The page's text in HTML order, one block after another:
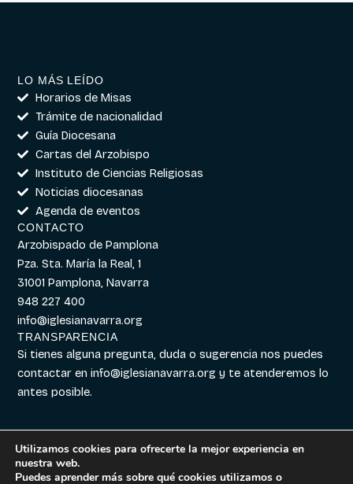
LO MÁS LEÍDO
Horarios de Misas
Trámite de nacionalidad
Guía Diocesana
Cartas del Arzobispo
Instituto de Ciencias Religiosas
Noticias diocesanas
Agenda de eventos
CONTACTO
Arzobispado de Pamplona
Pza. Sta. María la Real, 1
31001 Pamplona, Navarra
948 227 400
info@iglesianavarra.org
TRANSPARENCIA
Si tienes alguna pregunta, duda o sugerencia nos puedes
contactar eninfo@iglesianavarra.org y te atenderemos lo
antes posible.
Aviso legal|
Utilizamos cookies para ofrecerte la mejor experiencia en
nuestra web.
Puedes aprender más sobre qué cookies utilizamos o